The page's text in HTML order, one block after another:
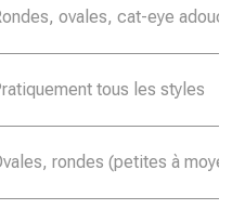
ovales, cat-eye
tous les styles
rondes (petites à